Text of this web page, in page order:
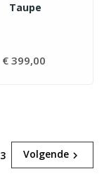
Taupe
€ 399,00
3 Volgende 